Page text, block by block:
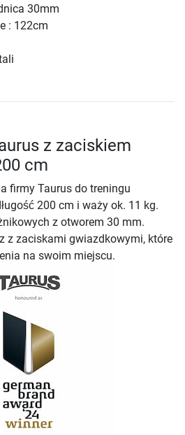
30mm
: 122cm
z zaciskiem
cm
firmy Taurus do treningu
200 cm i waży ok. 11 kg.
z otworem 30 mm.
z zaciskami gwiazdkowymi, które
na swoim miejscu.